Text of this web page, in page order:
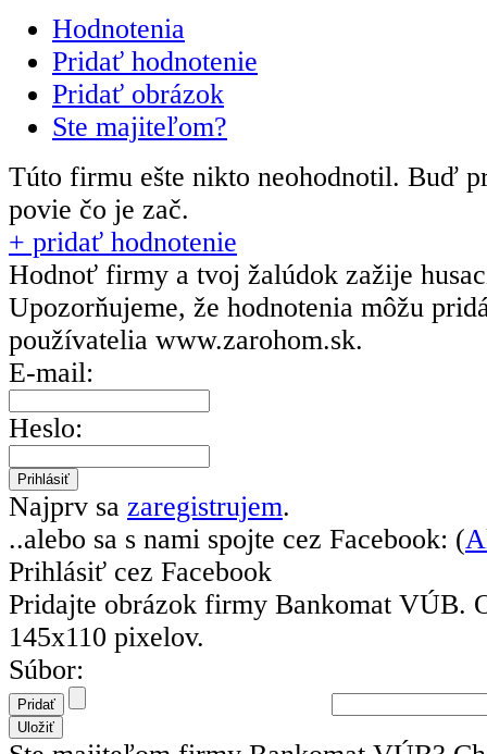
Hodnotenia
Pridať hodnotenie
Pridať obrázok
Ste majiteľom?
Túto firmu ešte nikto neohodnotil. Buď
povie čo je zač.
+ pridať hodnotenie
Hodnoť firmy a tvoj žalúdok zažije
Upozorňujeme, že hodnotenia môžu
používatelia www.zarohom.sk.
E-mail:
Heslo:
Najprv sa zaregistrujem.
..alebo sa s nami spojte cez Facebook: (
Prihlásiť cez Facebook
Pridajte obrázok firmy Bankomat VÚB.
145x110 pixelov.
Súbor: